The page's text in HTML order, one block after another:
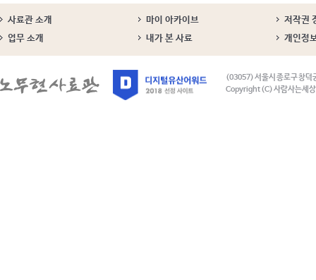
사료관 소개 마이 아카이브
저작권
업무 소개
내가 본 사료 개인정
(03057) 서울시 종로구 창덕
Copyright (C) 사람사는세